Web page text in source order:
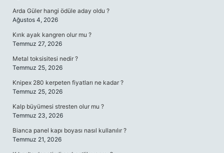
Arda Güler hangi ödüle aday oldu ?
Ağustos 4, 2026
Kırık ayak kangren olur mu ?
Temmuz 27, 2026
Metal toksisitesi nedir ?
Temmuz 25, 2026
Knipex 280 kerpeten fiyatları ne kadar ?
Temmuz 25, 2026
Kalp büyümesi stresten olur mu ?
Temmuz 23, 2026
Bianca panel kapı boyası nasıl kullanılır ?
Temmuz 21, 2026